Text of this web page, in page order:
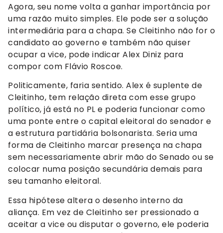
Agora, seu nome volta a ganhar importância por
uma razão muito simples. Ele pode ser a solução
intermediária para a chapa. Se Cleitinho não for o
candidato ao governo e também não quiser
ocupar a vice, pode indicar Alex Diniz para
compor com Flávio Roscoe.
Politicamente, faria sentido. Alex é suplente de
Cleitinho, tem relação direta com esse grupo
político, já está no PL e poderia funcionar como
uma ponte entre o capital eleitoral do senador e
a estrutura partidária bolsonarista. Seria uma
forma de Cleitinho marcar presença na chapa
sem necessariamente abrir mão do Senado ou se
colocar numa posição secundária demais para
seu tamanho eleitoral.
Essa hipótese altera o desenho interno da
aliança. Em vez de Cleitinho ser pressionado a
aceitar a vice ou disputar o governo, ele poderia